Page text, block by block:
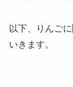
以下、りんご
いきます。